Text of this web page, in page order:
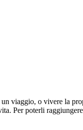
viaggio, o vivere la
Per poterli